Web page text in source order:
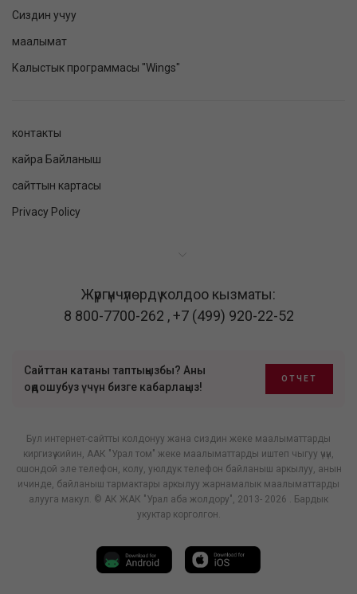
Сиздин учуу
маалымат
Калыстык программасы "Wings"
контакты
кайра Байланыш
сайттын картасы
Privacy Policy
Жүргүнчүлөрдү колдоо кызматы:
8 800-7700-262 ,+7 (499) 920-22-52
Сайттан катаны таптыңызбы? Аны
оңдошубуз үчүн бизге кабарлаңыз!
ОТЧЕТ
Бул интернет-сайтты колдонуу жана сиздин жеке маалыматтарды
киргизүү кийин, ААК "Урал том" жеке маалыматтарды иштеп чыгуу үчүн,
ошондой эле телефон, колу, уюлдук телефон байланыш аркылуу, анын
ичинде, байланыш тармактары аркылуу жарнамалык маалыматтарды
алууга макул. © АК ЖАК "Урал аба жолдору", 2013- 2026 . Бардык
укуктар корголгон.